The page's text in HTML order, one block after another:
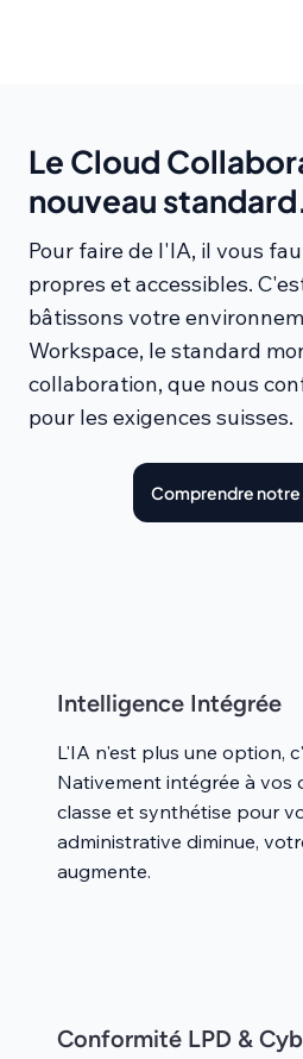
Le Cloud
nouveau
Pour faire de l'IA, il vous
propres et accessibles.
bâtissons votre
Workspace, le standard
collaboration, que nous
pour les exigences suisses.
Comprendre
Intelligence Intégrée
L'IA n'est plus une option,
Nativement intégrée à vos
classe et synthétise pour
administrative diminue,
augmente.
Conformité LPD &